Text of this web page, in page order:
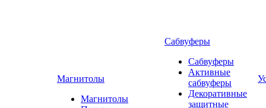
Магнитолы
Магнитолы
Сабвуферы
Сабвуферы
Активные
сабвуферы
Декоративные
защитные